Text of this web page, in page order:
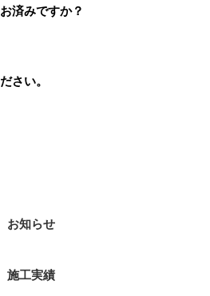
済みですか？
さい。
お知らせ
施工実績